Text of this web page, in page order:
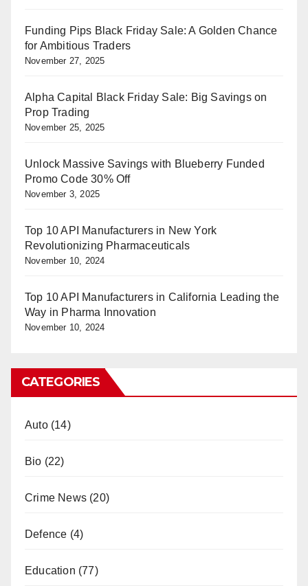
Funding Pips Black Friday Sale: A Golden Chance
for Ambitious Traders
November 27, 2025
Alpha Capital Black Friday Sale: Big Savings on
Prop Trading
November 25, 2025
Unlock Massive Savings with Blueberry Funded
Promo Code 30% Off
November 3, 2025
Top 10 API Manufacturers in New York
Revolutionizing Pharmaceuticals
November 10, 2024
Top 10 API Manufacturers in California Leading the
Way in Pharma Innovation
November 10, 2024
CATEGORIES
Auto(14)
Bio (22)
Crime News (20)
Defence (4)
Education (77)